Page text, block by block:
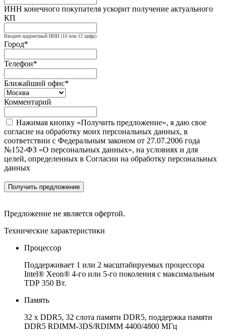
ИНН конечного покупателя ускорит получение актуального
КП
Введите корректный ИНН (10 или 12 цифр)
Город*
Телефон*
Ближайший офис*
Комментарий
Нажимая кнопку «Получить предложение», я даю свое
согласие на обработку моих персональных данных, в
соответствии с Федеральным законом от 27.07.2006 года
№152-ФЗ «О персональных данных», на условиях и для
целей, определенных в Согласии на обработку персональных
данных
Получить предложение
Предложение не является офертой.
Технические характеристики
Процессор
Поддерживает 1 или 2 масштабируемых процессора
Intel® Xeon® 4-го или 5-го поколения с максимальным
TDP 350 Вт.
Память
32 x DDR5, 32 слота памяти DDR5, поддержка памяти
DDR5 RDIMM-3DS/RDIMM 4400/4800 МГц